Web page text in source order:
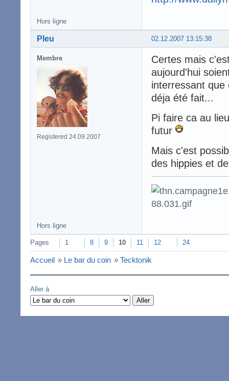
Hors ligne
02.12.2007 13:15:38
Pleu
Membre
Registered 24.09.2007
Certes mais
aujourd'hui
interressant
déja été fait...
Pi faire ca au
futur
Mais c'est
des hippies et
Hors ligne
Pages 1 8 9 10 11 12 24
Accueil » Le bar du coin » Tecktonik
Aller à